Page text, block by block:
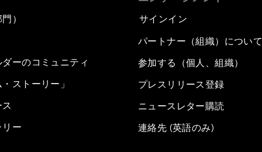
）
ーのコミュニティ
ストーリー」
リー
サインイン
パートナー（組織）につい
参加する（個人、組織）
プレスリリース登録
ニュースレター購読
連絡先 (英語のみ)